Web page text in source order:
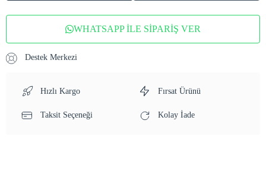
WHATSAPP İLE SİPARİŞ VER
Destek Merkezi
Hızlı Kargo Fırsat Ürünü
Taksit Seçeneği Kolay İade